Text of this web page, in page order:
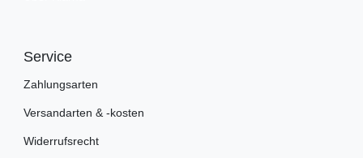
Service
Zahlungsarten
Versandarten & -kosten
Widerrufsrecht